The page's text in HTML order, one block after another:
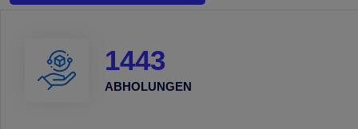
1443
ABHOLUNGEN